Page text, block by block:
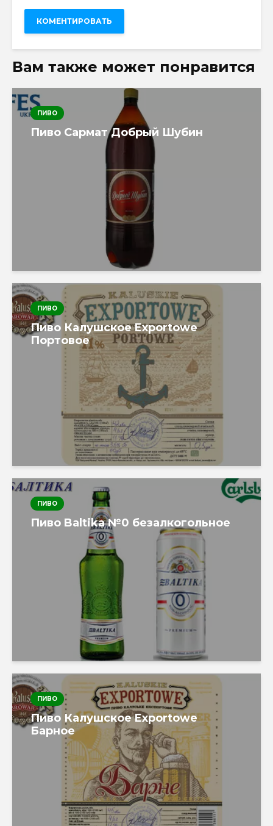
Вам также может понравится
ПИВО
Пиво Сармат Добрый Шубин
ПИВО
Пиво Калушское Exportowe
Портовое
ПИВО
Пиво Baltika №0 безалкогольное
ПИВО
Пиво Калушское Exportowe
Барное